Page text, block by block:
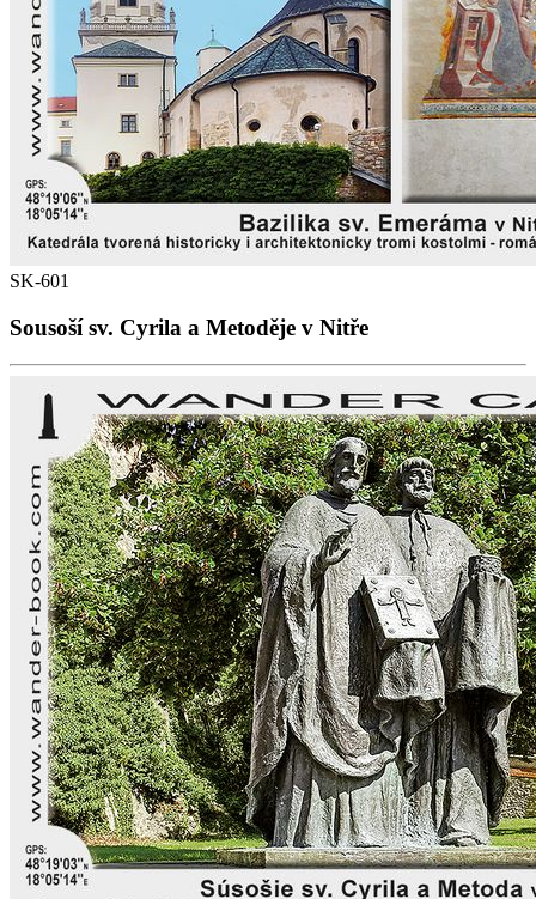
SK-601
Sousoší sv. Cyrila a Metoděje v Nitře